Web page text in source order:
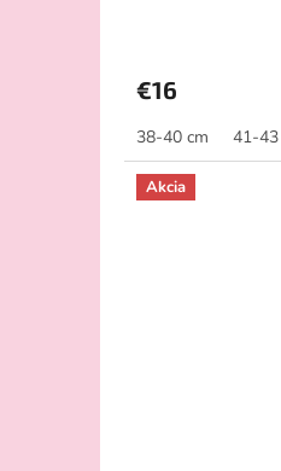
€16
38-40 cm 41-43
Akcia